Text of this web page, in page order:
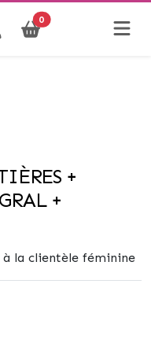
0
+
+
la clientèle féminine